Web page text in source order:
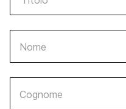
Nome
Cognome